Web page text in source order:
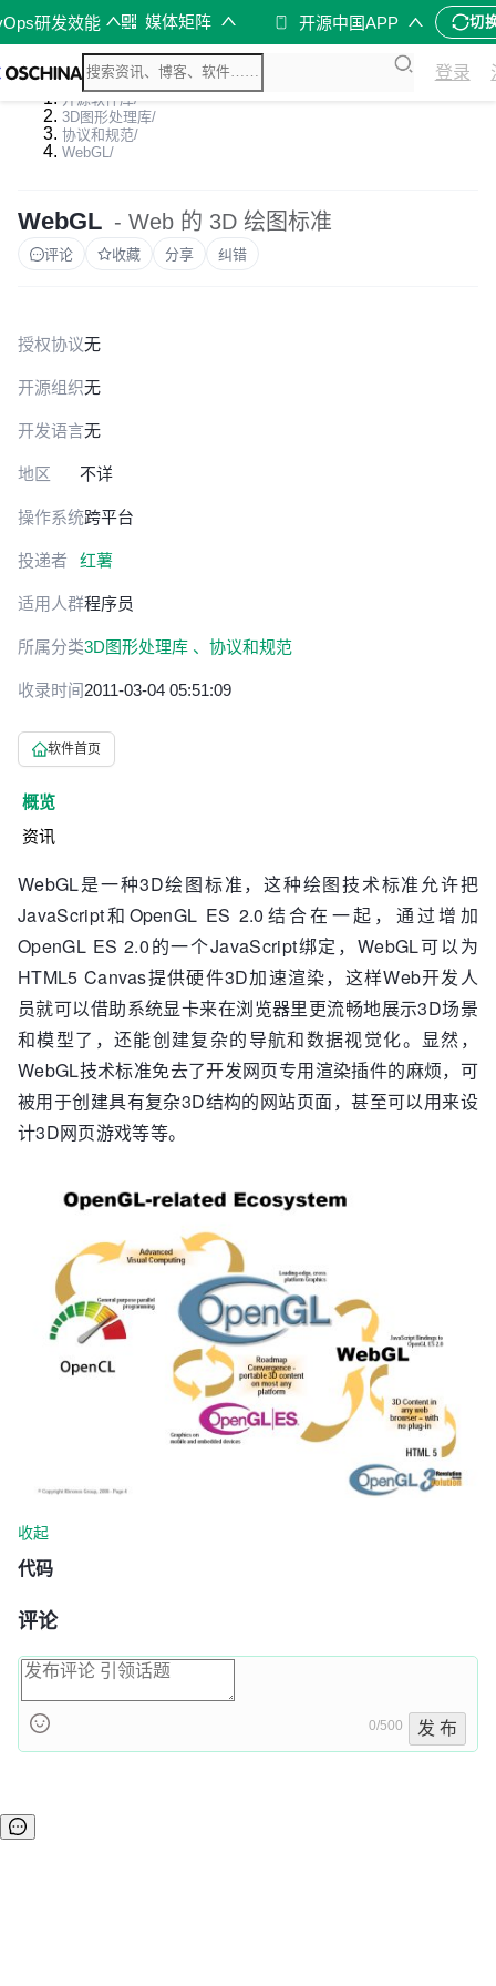
研发效能 媒体矩阵 开源中国APP 切
登录
开源软件库/
3D图形处理库/
协议和规范/
WebGL/
WebGL - Web 的 3D 绘图标准
评论 收藏 分享 纠错
授权协议无
开源组织无
开发语言无
地区 不详
操作系统跨平台
投递者 红薯
适用人群程序员
所属分类3D图形处理库 、 协议和规范
收录时间2011-03-04 05:51:09
软件首页
概览
资讯
WebGL是一种3D绘图标准，这种绘图技术标准允许把
JavaScript和OpenGL ES 2.0结合在一起，通过增加
OpenGL ES 2.0的一个JavaScript绑定，WebGL可以为
HTML5 Canvas提供硬件3D加速渲染，这样Web开发人
员就可以借助系统显卡来在浏览器里更流畅地展示3D场景
和模型了，还能创建复杂的导航和数据视觉化。显然，
WebGL技术标准免去了开发网页专用渲染插件的麻烦，可
被用于创建具有复杂3D结构的网站页面，甚至可以用来设
计3D网页游戏等等。
收起
代码
评论
0/500 发 布